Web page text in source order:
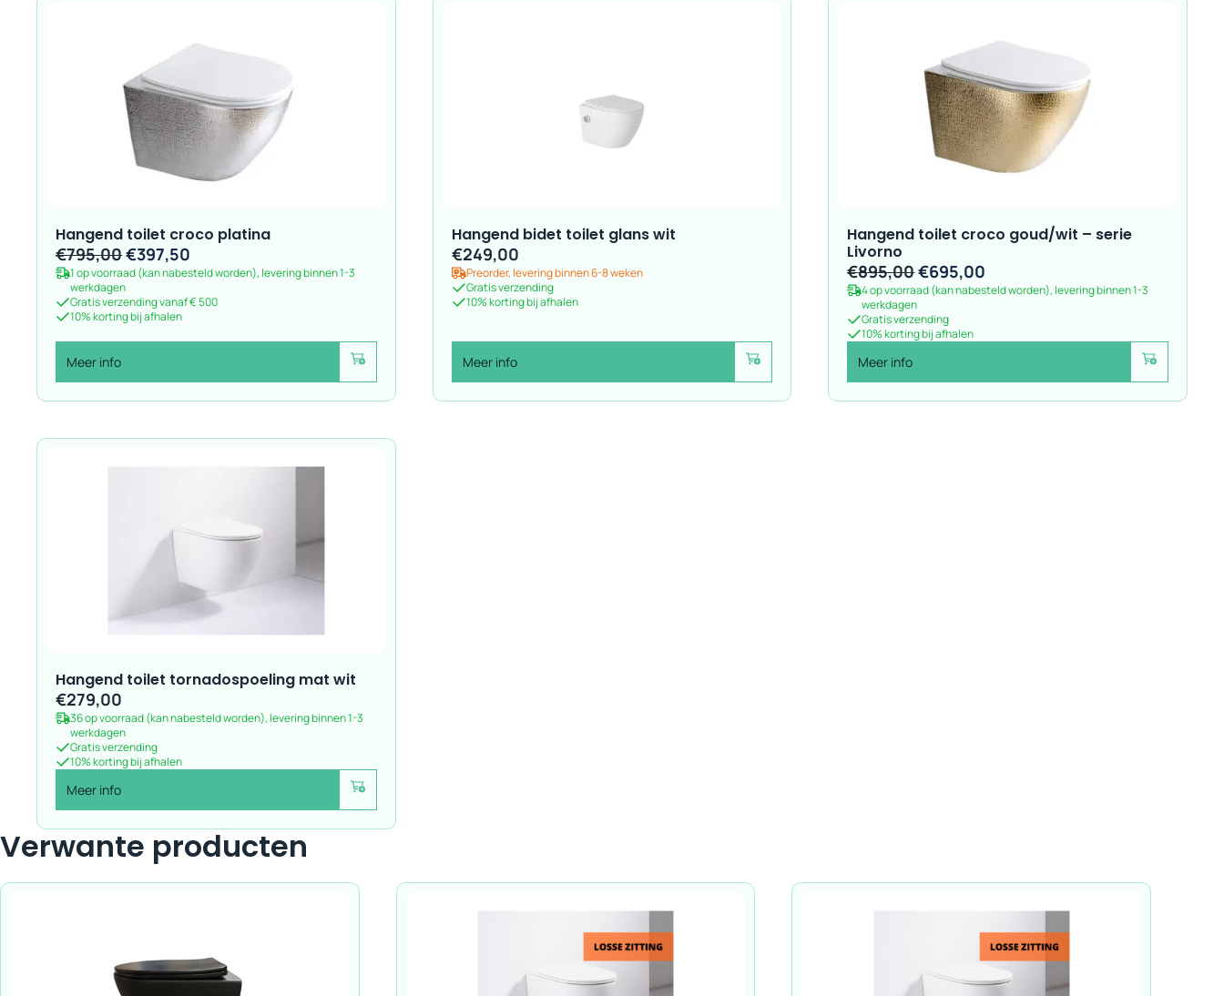
Hangend toilet croco platina
€795,00Oorspronkelijke
prijs
was:
€795,00.
€397,50
prijs
is:
1 op voorraad (kan nabesteld worden), levering binnen 1-3
werkdagen
Gratis verzending vanaf € 500
10% korting bij afhalen
Meer info Voeg toe
Hangend bidet toilet glans wit
€249,00
Preorder, levering binnen 6-8 weken
Gratis verzending
10% korting bij afhalen
Meer info Voeg toe
Hangend toilet croco goud/wit – serie
Livorno
€895,00Oorspronkelijke
prijs
was:
€895,00.
€695,00
prijs
€695,00.
4 op voorraad (kan nabesteld worden), levering binnen 1-3
werkdagen
Gratis verzending
10% korting bij afhalen
Meer info Voeg toe
Hangend toilet tornadospoeling mat wit
€279,00
36 op voorraad (kan nabesteld worden), levering binnen 1-3
werkdagen
Gratis verzending
10% korting bij afhalen
Meer info Voeg toe
Verwante producten